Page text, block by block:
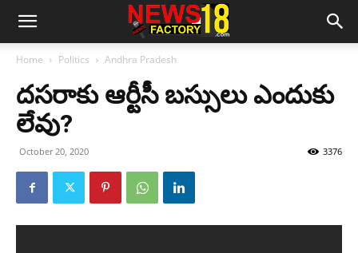
Home Politics Andhra Pradesh
ద‌స‌రాకు ఆర్టీసీ బ‌స్సులు ఎందుకు
లేవు?
October 20, 2020 3376